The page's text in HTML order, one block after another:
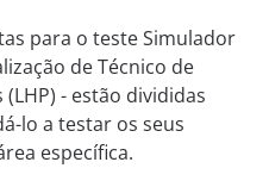
para o teste Simulador
de Técnico de
- estão divididas
lo a testar os seus
específica.